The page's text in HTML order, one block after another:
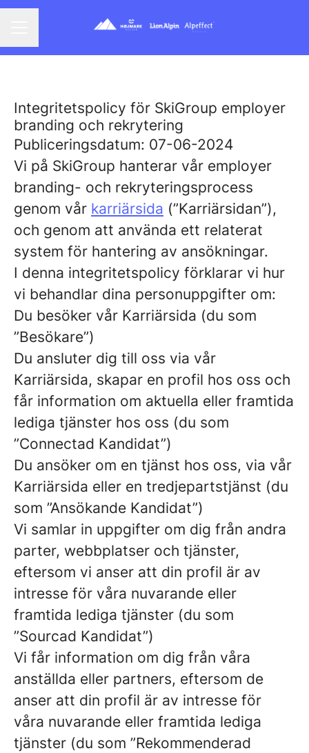
Integritetspolicy för SkiGroup employer
branding och rekrytering
Publiceringsdatum: 07-06-2024
Vi på SkiGroup hanterar vår employer
branding- och rekryteringsprocess
genom vår karriärsida (”Karriärsidan”),
och genom att använda ett relaterat
system för hantering av ansökningar.
I denna integritetspolicy förklarar vi hur
vi behandlar dina personuppgifter om:
Du besöker vår Karriärsida (du som
”Besökare”)
Du ansluter dig till oss via vår
Karriärsida, skapar en profil hos oss och
får information om aktuella eller framtida
lediga tjänster hos oss (du som
”Connectad Kandidat”)
Du ansöker om en tjänst hos oss, via vår
Karriärsida eller en tredjepartstjänst (du
som ”Ansökande Kandidat”)
Vi samlar in uppgifter om dig från andra
parter, webbplatser och tjänster,
eftersom vi anser att din profil är av
intresse för våra nuvarande eller
framtida lediga tjänster (du som
”Sourcad Kandidat”)
Vi får information om dig från våra
anställda eller partners, eftersom de
anser att din profil är av intresse för
våra nuvarande eller framtida lediga
tjänster (du som ”Rekommenderad